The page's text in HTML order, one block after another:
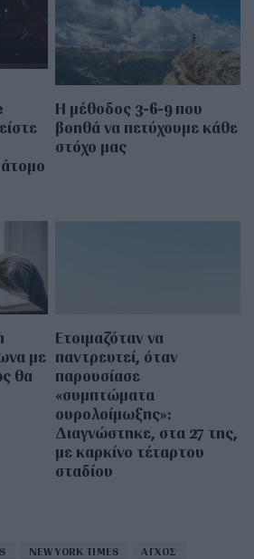
Η μέθοδος 3-6-9 που
βοηθά να πετύχουμε κάθε
στόχο μας
με
θα
Ετοιμαζόταν να
παντρευτεί, όταν
παρουσίασε
«συμπτώματα
ουρολοίμωξης»:
Διαγνώστηκε, στα 27 της,
με καρκίνο τέταρτου
σταδίου
NEW YORK TIMES ΑΓΧΟΣ